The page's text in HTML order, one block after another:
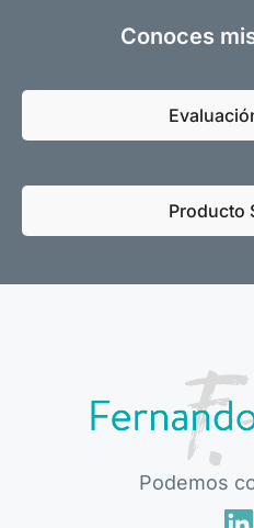
Conoces
Producto
Podemos